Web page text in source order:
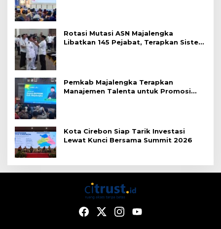
Rotasi Mutasi ASN Majalengka
Libatkan 145 Pejabat, Terapkan Sistem
Pemkab Majalengka Terapkan
Manajemen Talenta untuk Promosi
Kota Cirebon Siap Tarik Investasi
Lewat Kunci Bersama Summit 2026